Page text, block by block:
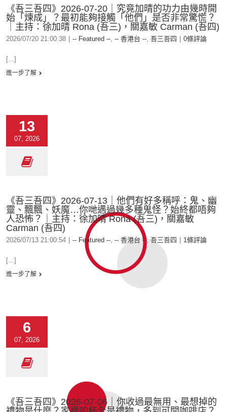
《吾三吾四》2026-07-20｜究竟加晴的功力由幾時開
始「煉成」？最初能夠接觸「他們」是否非常驚慌？
｜主持：徐加晴 Rona (吾三)，關嘉敏 Carman (吾四)
2026/07/20 21:00:38 -- Featured --, -- 香港台 --, 吾三吾四 0條評論
[...]
進一步了解
13
07, 2026
《吾三吾四》2026-07-13｜他們有好多稱呼：鬼、幽
靈、飄飄、妖魔…你哋遇過幾多種鬼怪？始終都唔夠
人恐怖？｜主持：徐加晴 Rona (吾三)，關嘉敏
Carman (吾四)
2026/07/13 21:00:54 -- Featured --, -- 香港台 --,吾三吾四 1條評論
[...]
進一步了解
6
07, 2026
《吾三吾四》2026-07-06｜你收過最無用、最想掉的